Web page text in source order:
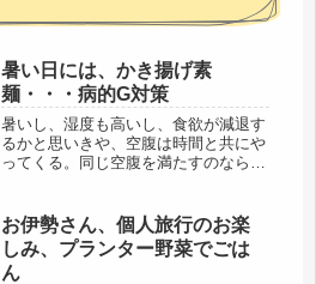
暑い日には、かき揚げ素
麺・・・病的G対策
暑いし、湿度も高いし、食欲が減退す
るかと思いきや、空腹は時間と共にや
ってくる。同じ空腹を満たすのなら、
とりあえず、美味しいと信じて(=ﾟωﾟ)
ﾉ朝から、買い出しに行き、途中...
お伊勢さん、個人旅行のお楽
しみ、プランター野菜でごは
ん